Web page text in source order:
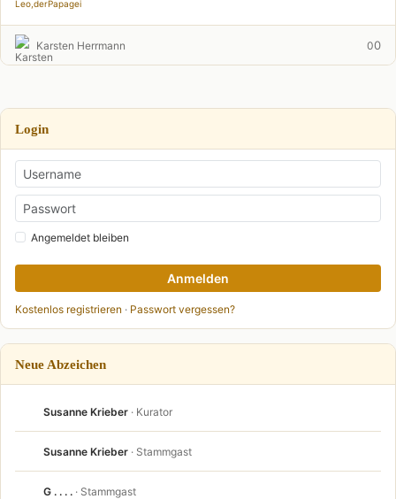
Leo, derPapagei
Karsten Herrmann 00
Login
Angemeldet bleiben
Anmelden
Kostenlos registrieren · Passwort vergessen?
Neue Abzeichen
Susanne Krieber · Kurator
Susanne Krieber · Stammgast
G . . . . · Stammgast